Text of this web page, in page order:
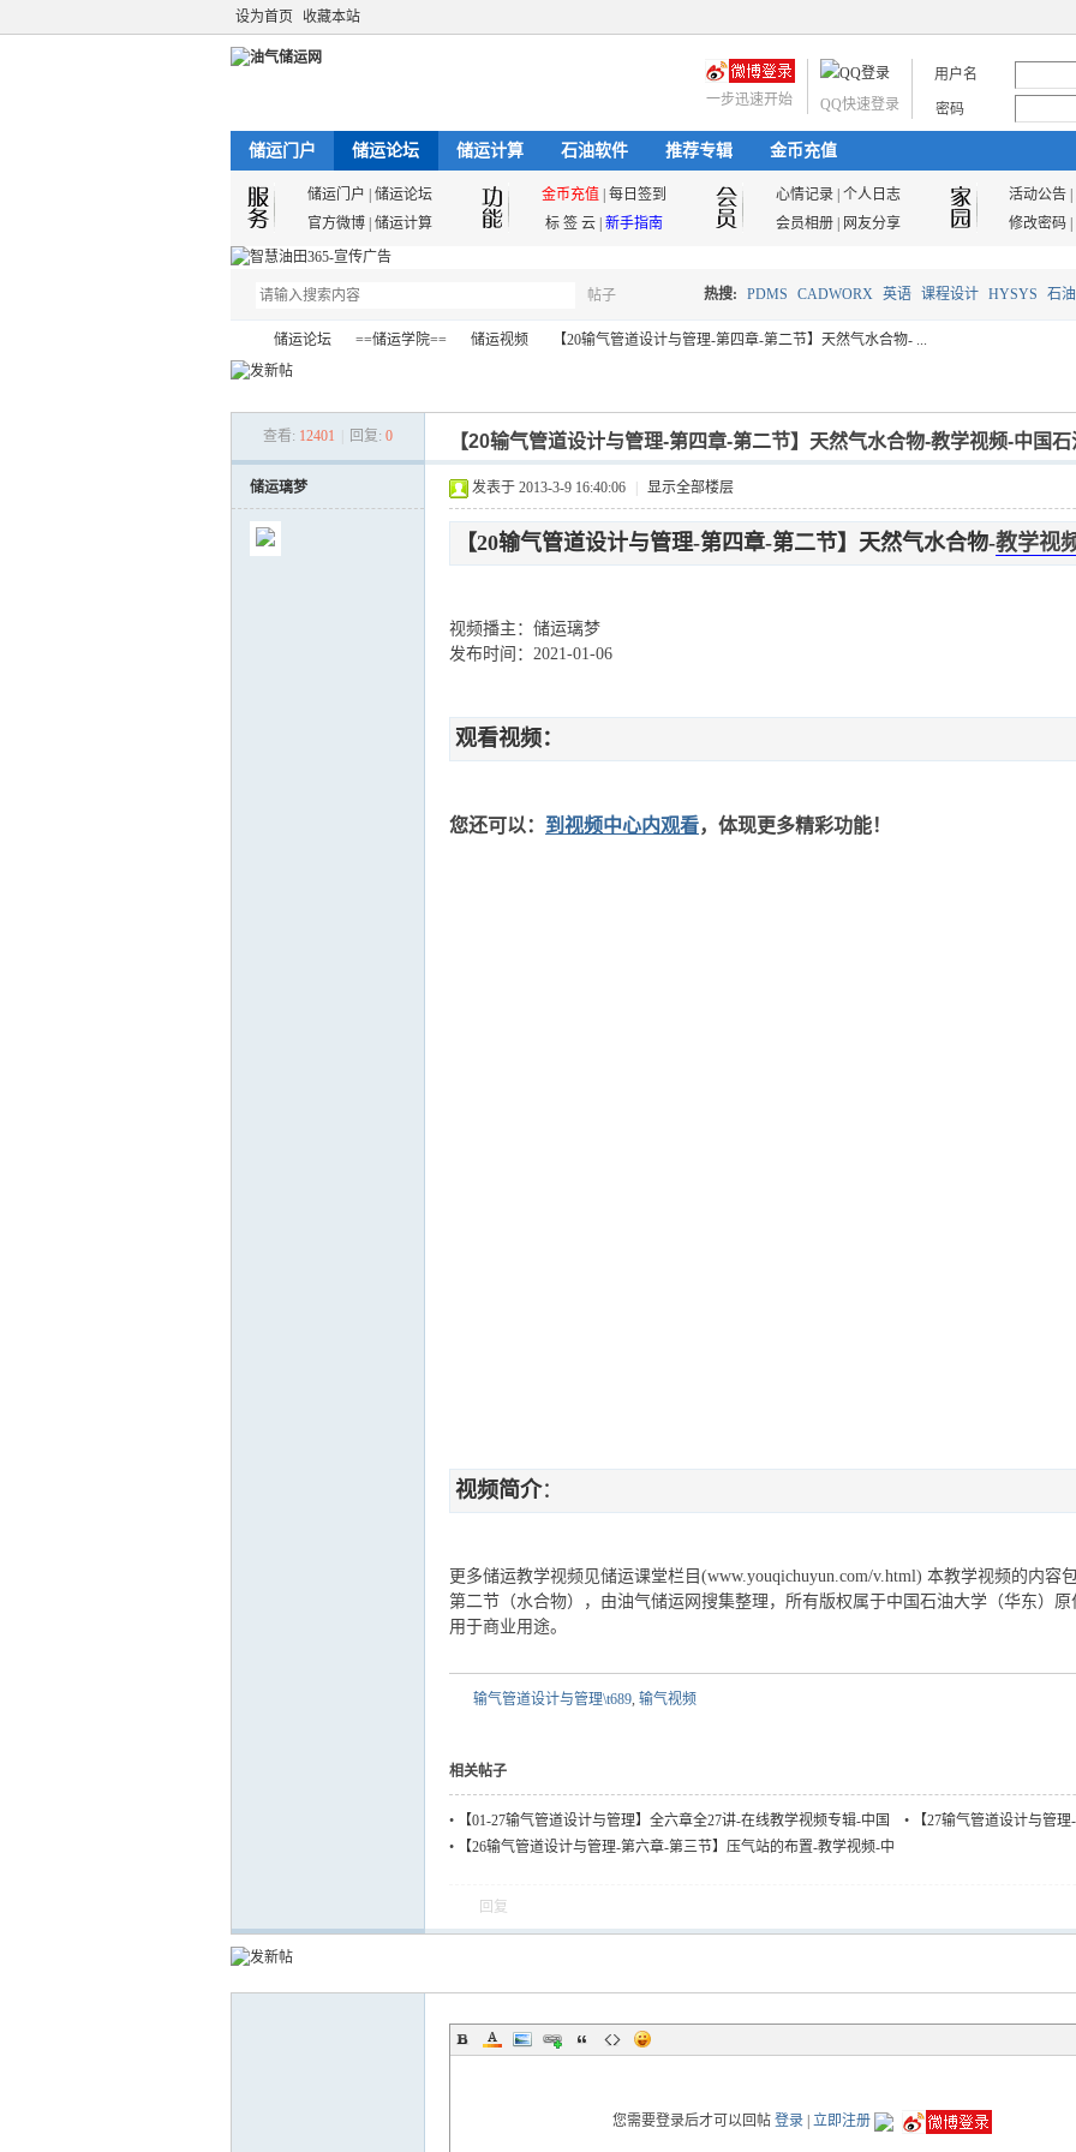
设为首页 收藏本站
用户名
密码
QQ快速登录
一步迅速开始
储运门户 储运论坛 储运计算 石油软件 推荐专辑 金币充值
储运门户 储运论坛 金币充值 每日签到 心情记录 个人日志 活动公告|
官方微博 储运计算 标 签 云 新手指南 会员相册 网友分享 修改密码|
帖子
搜
索
热搜: PDMS CADWORX 英语 课程设计 HYSYS 石
油气储运
储运论坛
›
==储运学院== 储运视频
›
【20输气管道设计与管理-第四章-第二节】天然气水合物- ...
查看: 12401 回复: 0 【20输气管道设计与管理-第四章-第二节】天然气水合物-教学视频-中国
储运璃梦 发表于 2013-3-9 16:40:06 显示全部楼层
【20输气管道设计与管理-第四章-第二节】天然气水合物-教学视
视频播主：储运璃梦
发布时间：2021-01-06
观看视频：
您还可以： 到视频中心内观看，体现更多精彩功能！
视频简介：
更多储运教学视频见储运课堂栏目(www.youqichuyun.com/v.html) 本教学视频的内容
第二节（水合物），由油气储运网搜集整理，所有版权属于中国石油大学（华东）
用于商业用途。
输气管道设计与管理\t689, 输气视频
相关帖子
•
【01-27输气管道设计与管理】全六章全27讲-在线教学视频专辑-中国
石油大学
•
【27输气管道设计与管
•
【26输气管道设计与管理-第六章-第三节】压气站的布置-教学视频-中
回复
您需要登录后才可以回帖 登录| 立即注册